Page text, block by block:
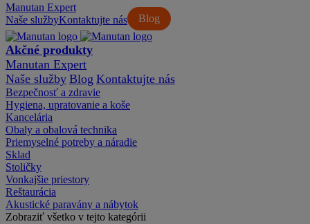
Manutan Expert
Naše služby
Blog
Kontaktujte nás
Akčné produkty
Manutan Expert
Naše služby Blog Kontaktujte nás
Bezpečnosť a zdravie
Hygiena, upratovanie a koše
Kancelária
Obaly a obalová technika
Priemyselné potreby a náradie
Sklad
Stoličky
Vonkajšie priestory
Reštaurácia
Akustické paravány a nábytok
Zobraziť všetko v tejto kategórii